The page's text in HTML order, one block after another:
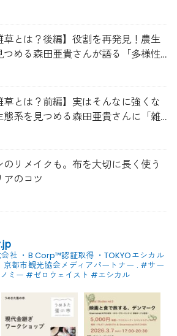
草とは？後編】役割を再発見！農生
つめる森田亜貴さんが語る「多様性
草とは？前編】実はそんなに強くな
態系を見つめる森田亜貴さんに「雑
のリメイクも。布を大切に長く使う
アのコツ
社 ・B Corp™認証取得 ・TOKYOエシカル
京都市観光協会メディアパートナー . #サー
ミー #ゼロウェイスト #エシカル